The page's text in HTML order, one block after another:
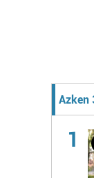
Azken
1